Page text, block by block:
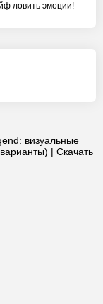
ловить эмоции!
визуальные
| Скачать